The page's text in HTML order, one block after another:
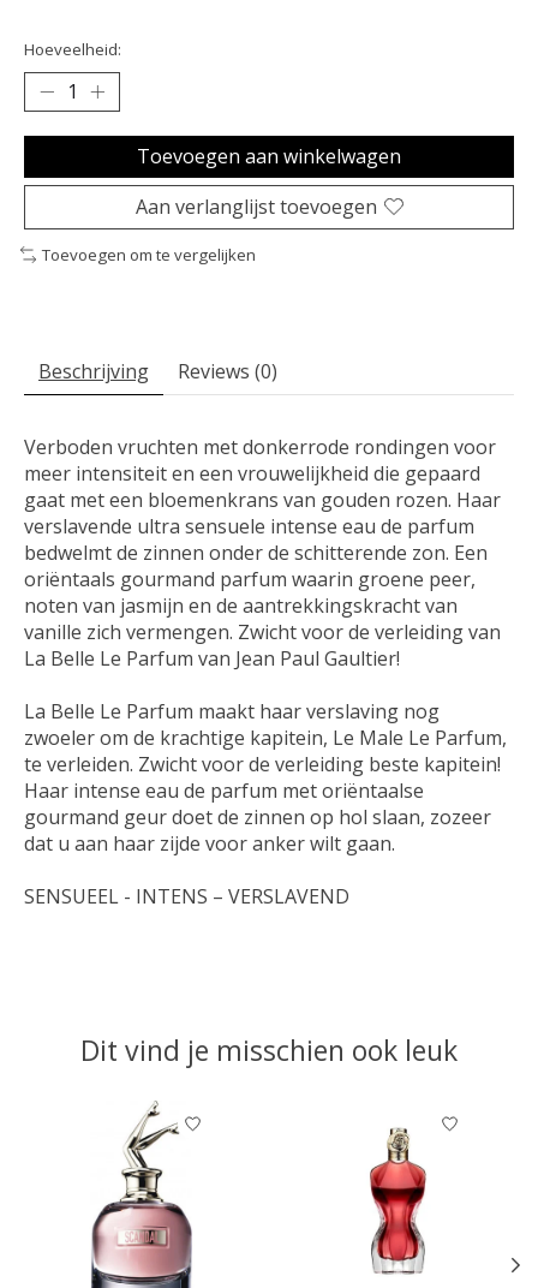
Hoeveelheid:
Toevoegen aan winkelwagen
Aan verlanglijst toevoegen
Toevoegen om te vergelijken
Beschrijving Reviews (0)
Verboden vruchten met donkerrode rondingen voor
meer intensiteit en een vrouwelijkheid die gepaard
gaat met een bloemenkrans van gouden rozen. Haar
verslavende ultra sensuele intense eau de parfum
bedwelmt de zinnen onder de schitterende zon. Een
oriëntaals gourmand parfum waarin groene peer,
noten van jasmijn en de aantrekkingskracht van
vanille zich vermengen. Zwicht voor de verleiding van
La Belle Le Parfum van Jean Paul Gaultier!
La Belle Le Parfum maakt haar verslaving nog
zwoeler om de krachtige kapitein, Le Male Le Parfum,
te verleiden. Zwicht voor de verleiding beste kapitein!
Haar intense eau de parfum met oriëntaalse
gourmand geur doet de zinnen op hol slaan, zozeer
dat u aan haar zijde voor anker wilt gaan.
SENSUEEL - INTENS – VERSLAVEND
Dit vind je misschien ook leuk
Items van productcarrousel